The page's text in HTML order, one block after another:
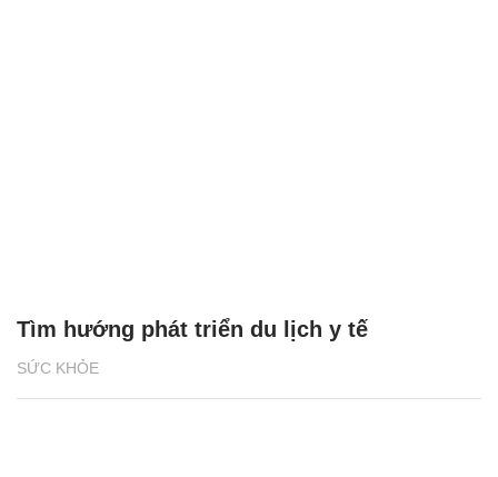
SỨC KHỎE
Tìm hướng phát triển du lịch y tế